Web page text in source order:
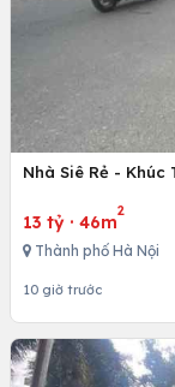
Nhà Siê Rẻ - Khúc
13 tỷ · 46m
2
Thành phố Hà Nội
10 giờ trước